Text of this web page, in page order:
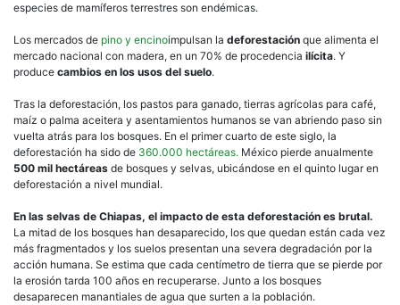
especies de mamíferos terrestres son endémicas.
Los mercados de pino y encinoimpulsan la deforestación que alimenta el
mercado nacional con madera, en un 70% de procedencia ilícita. Y
produce cambios en los usos del suelo.
Tras la deforestación, los pastos para ganado, tierras agrícolas para café,
maíz o palma aceitera y asentamientos humanos se van abriendo paso sin
vuelta atrás para los bosques. En el primer cuarto de este siglo, la
deforestación ha sido de 360.000 hectáreas. México pierde anualmente
500 mil hectáreas de bosques y selvas, ubicándose en el quinto lugar en
deforestación a nivel mundial.
En las selvas de Chiapas, el impacto de esta deforestación es brutal.
La mitad de los bosques han desaparecido, los que quedan están cada vez
más fragmentados y los suelos presentan una severa degradación por la
acción humana. Se estima que cada centímetro de tierra que se pierde por
la erosión tarda 100 años en recuperarse. Junto a los bosques
desaparecen manantiales de agua que surten a la población.